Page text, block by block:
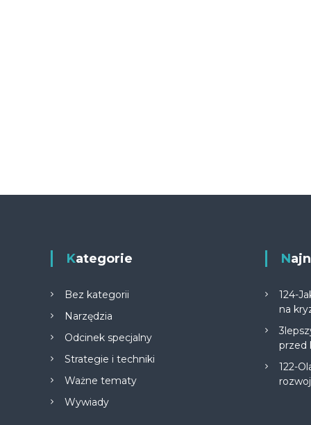
Kategorie
Bez kategorii
Narzędzia
Odcinek specjalny
Strategie i techniki
Ważne tematy
Wywiady
124-
na
przed
122-